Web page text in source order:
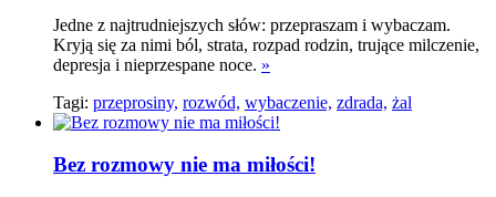
Jedne z najtrudniejszych słów: przepraszam i wybaczam.
Kryją się za nimi ból, strata, rozpad rodzin, trujące milczenie,
depresja i nieprzespane noce. »
Tagi: przeprosiny, rozwód, wybaczenie, zdrada, żal
Bez rozmowy nie ma miłości!